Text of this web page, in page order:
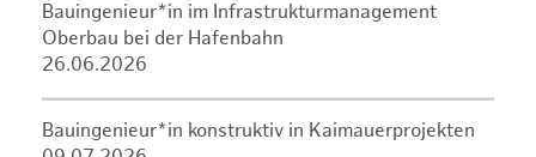
Bauingenieur*in im Infrastrukturmanagement
Oberbau bei der Hafenbahn
26.06.2026
Bauingenieur*in konstruktiv in Kaimauerprojekten